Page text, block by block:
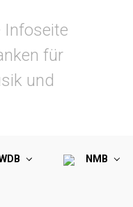
Infoseite
für
und
NMB